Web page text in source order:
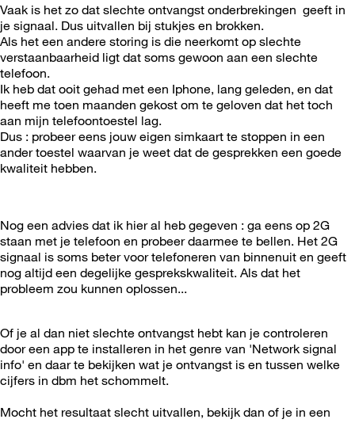
Vaak is het zo dat slechte ontvangst onderbrekingen geeft in
je signaal. Dus uitvallen bij stukjes en brokken.
Als het een andere storing is die neerkomt op slechte
verstaanbaarheid ligt dat soms gewoon aan een slechte
telefoon.
Ik heb dat ooit gehad met een Iphone, lang geleden, en dat
heeft me toen maanden gekost om te geloven dat het toch
aan mijn telefoontoestel lag.
Dus : probeer eens jouw eigen simkaart te stoppen in een
ander toestel waarvan je weet dat de gesprekken een goede
kwaliteit hebben.
Nog een advies dat ik hier al heb gegeven : ga eens op 2G
staan met je telefoon en probeer daarmee te bellen. Het 2G
signaal is soms beter voor telefoneren van binnenuit en geeft
nog altijd een degelijke gesprekskwaliteit. Als dat het
probleem zou kunnen oplossen...
Of je al dan niet slechte ontvangst hebt kan je controleren
door een app te installeren in het genre van 'Network signal
info' en daar te bekijken wat je ontvangst is en tussen welke
cijfers in dbm het schommelt.
Mocht het resultaat slecht uitvallen, bekijk dan of je in een